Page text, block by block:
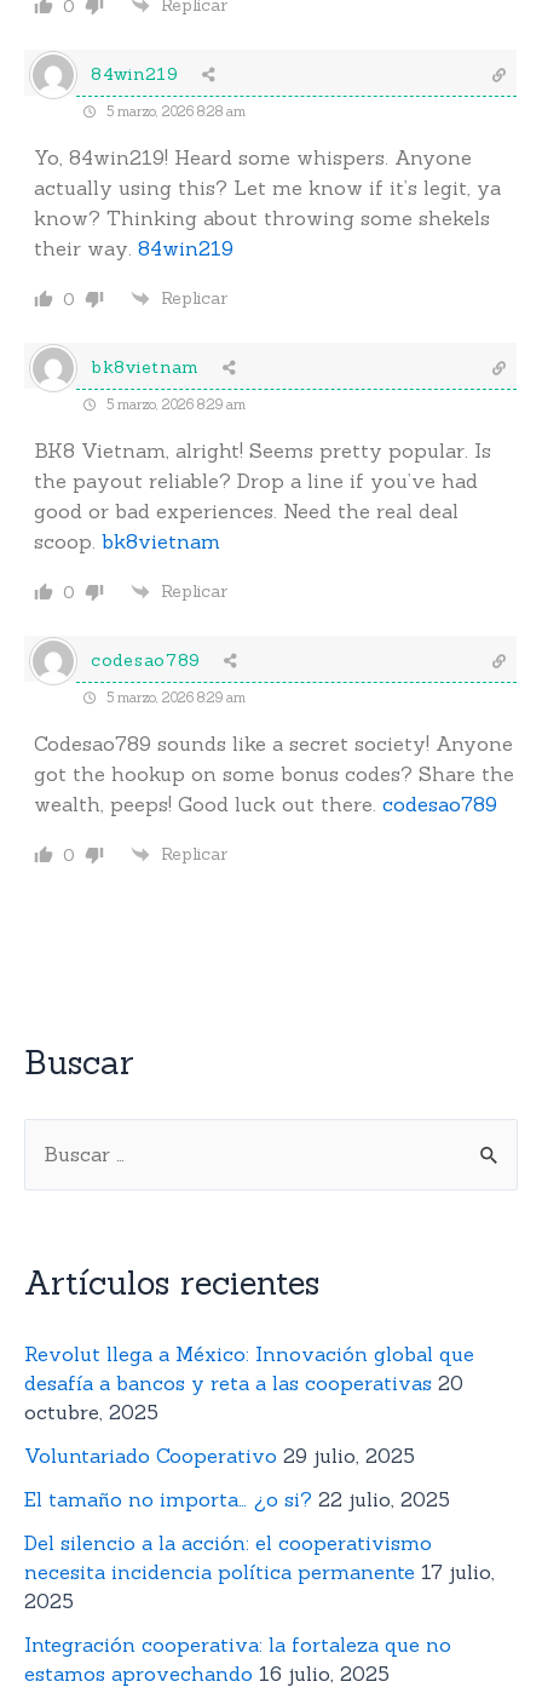
0 Replicar
84win219
5 marzo, 2026 8:28 am
Yo, 84win219! Heard some whispers. Anyone
actually using this? Let me know if it’s legit, ya
know? Thinking about throwing some shekels
their way. 84win219
0 Replicar
bk8vietnam
5 marzo, 2026 8:29 am
BK8 Vietnam, alright! Seems pretty popular. Is
the payout reliable? Drop a line if you’ve had
good or bad experiences. Need the real deal
scoop. bk8vietnam
0 Replicar
codesao789
5 marzo, 2026 8:29 am
Codesao789 sounds like a secret society! Anyone
got the hookup on some bonus codes? Share the
wealth, peeps! Good luck out there. codesao789
0 Replicar
Buscar
Artículos recientes
Revolut llega a México: Innovación global que
desafía a bancos y reta a las cooperativas 20
octubre, 2025
Voluntariado Cooperativo 29 julio, 2025
El tamaño no importa… ¿o si? 22 julio, 2025
Del silencio a la acción: el cooperativismo
necesita incidencia política permanente 17 julio,
2025
Integración cooperativa: la fortaleza que no
estamos aprovechando 16 julio, 2025